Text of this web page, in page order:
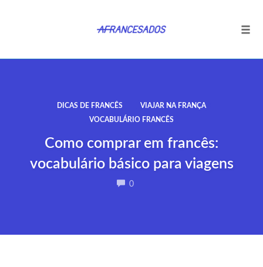
DICAS DE FRANCÊS
VIAJAR NA FRANÇA
VOCABULÁRIO FRANCÊS
Como comprar em francês:
vocabulário básico para viagens
0COMMENTS